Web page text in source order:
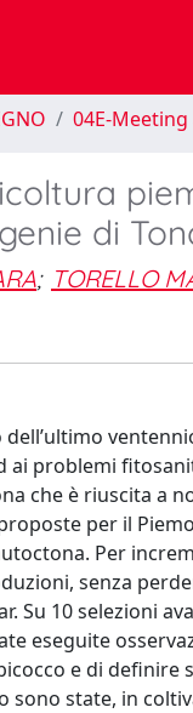
04E-
di
; TORELLO
dell’ultimo
problemi
che è riuscita a
per il
Per
senza
Su 10 selezioni
eseguite
e di definire
sono state, in